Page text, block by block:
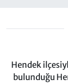
Hendek
bulunduğu